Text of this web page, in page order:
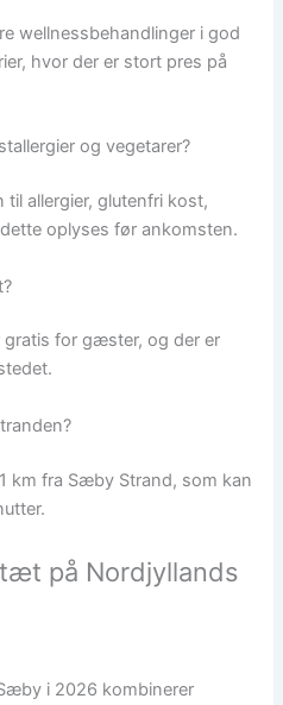
wellnessbehandlinger i god
hvor der er stort pres på
og vegetarer?
allergier, glutenfri kost,
oplyses før ankomsten.
gratis for gæster, og der er
km fra Sæby Strand, som kan
på Nordjyllands
i 2026 kombinerer